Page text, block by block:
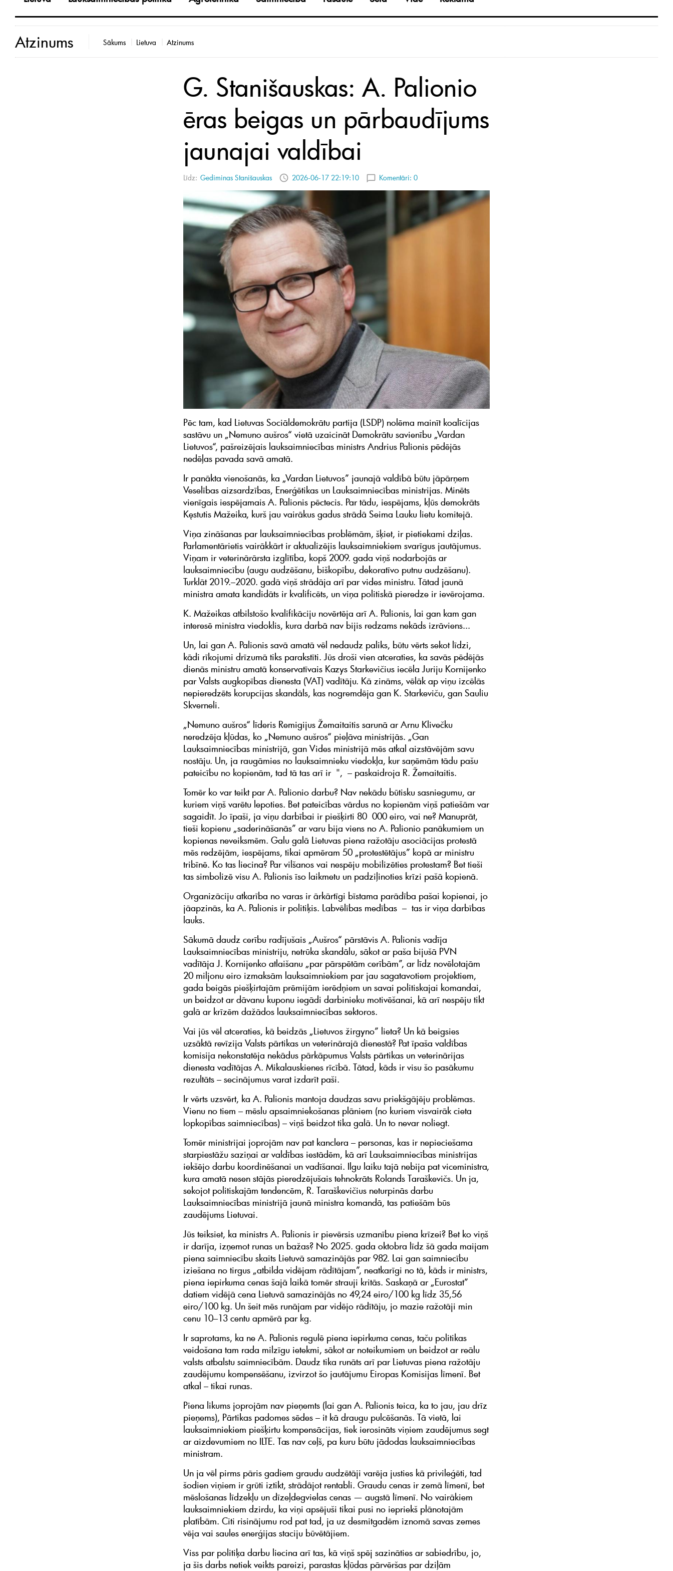
Atzinums Sākums Lietuva Atzinums
G. Stanišauskas: A. Palionio
ēras beigas un pārbaudījums
jaunajai valdībai
Līdz: Gediminas Stanišauskas 2026-06-17 22:19:10 Komentāri: 0
Pēc tam, kad Lietuvas Sociāldemokrātu partija (LSDP) nolēma mainīt koalīcijas
sastāvu un „Nemuno aušros“ vietā uzaicināt Demokrātu savienību „Vardan
Lietuvos“, pašreizējais lauksaimniecības ministrs Andrius Palionis pēdējās
nedēļas pavada savā amatā.
Ir panākta vienošanās, ka „Vardan Lietuvos” jaunajā valdībā būtu jāpārņem
Veselības aizsardzības, Enerģētikas un Lauksaimniecības ministrijas. Minēts
vienīgais iespējamais A. Palionis pēctecis. Par tādu, iespējams, kļūs demokrāts
Kęstutis Mažeika, kurš jau vairākus gadus strādā Seima Lauku lietu komitejā.
Viņa zināšanas par lauksaimniecības problēmām, šķiet, ir pietiekami dziļas.
Parlamentārietis vairākkārt ir aktualizējis lauksaimniekiem svarīgus jautājumus.
Viņam ir veterinārārsta izglītība, kopš 2009. gada viņš nodarbojās ar
lauksaimniecību (augu audzēšanu, biškopību, dekoratīvo putnu audzēšanu).
Turklāt 2019.–2020. gadā viņš strādāja arī par vides ministru. Tātad jaunā
ministra amata kandidāts ir kvalificēts, un viņa politiskā pieredze ir ievērojama.
K. Mažeikas atbilstošo kvalifikāciju novērtēja arī A. Palionis, lai gan kam gan
interesē ministra viedoklis, kura darbā nav bijis redzams nekāds izrāviens...
Un, lai gan A. Palionis savā amatā vēl nedaudz paliks, būtu vērts sekot līdzi,
kādi rīkojumi drīzumā tiks parakstīti. Jūs droši vien atceraties, ka savās pēdējās
dienās ministru amatā konservatīvais Kazys Starkevičius iecēla Juriju Kornijenko
par Valsts augkopības dienesta (VAT) vadītāju. Kā zināms, vēlāk ap viņu izcēlās
nepieredzēts korupcijas skandāls, kas nogremdēja gan K. Starkeviču, gan Sauliu
Skverneli.
„Nemuno aušros“ līderis Remigijus Žemaitaitis sarunā ar Arnu Klivečku
neredzēja kļūdas, ko „Nemuno aušros“ pieļāva ministrijās. „Gan
Lauksaimniecības ministrijā, gan Vides ministrijā mēs atkal aizstāvējām savu
nostāju. Un, ja raugāmies no lauksaimnieku viedokļa, kur saņēmām tādu pašu
pateicību no kopienām, tad tā tas arī ir ", – paskaidroja R. Žemaitaitis.
Tomēr ko var teikt par A. Palionio darbu? Nav nekādu būtisku sasniegumu, ar
kuriem viņš varētu lepoties. Bet pateicības vārdus no kopienām viņš patiešām var
sagaidīt. Jo īpaši, ja viņu darbībai ir piešķirti 80 000 eiro, vai ne? Manuprāt,
tieši kopienu „saderināšanās” ar varu bija viens no A. Palionio panākumiem un
kopienas neveiksmēm. Galu galā Lietuvas piena ražotāju asociācijas protestā
mēs redzējām, iespējams, tikai apmēram 50 „protestētājus” kopā ar ministru
tribīnē. Ko tas liecina? Par vilšanos vai nespēju mobilizēties protestam? Bet tieši
tas simbolizē visu A. Palionis īso laikmetu un padziļinoties krīzi pašā kopienā.
Organizāciju atkarība no varas ir ārkārtīgi bīstama parādība pašai kopienai, jo
jāapzinās, ka A. Palionis ir politiķis. Labvēlības medības – tas ir viņa darbības
lauks.
Sākumā daudz cerību radījušais „Aušros“ pārstāvis A. Palionis vadīja
Lauksaimniecības ministriju, netrūka skandālu, sākot ar paša bijušā PVN
vadītāja J. Kornijenko atlaišanu „par pārspētām cerībām”, ar līdz novēlotajām
20 miljonu eiro izmaksām lauksaimniekiem par jau sagatavotiem projektiem,
gada beigās piešķirtajām prēmijām ierēdņiem un savai politiskajai komandai,
un beidzot ar dāvanu kuponu iegādi darbinieku motivēšanai, kā arī nespēju tikt
galā ar krīzēm dažādos lauksaimniecības sektoros.
Vai jūs vēl atceraties, kā beidzās „Lietuvos žirgyno” lieta? Un kā beigsies
uzsāktā revīzija Valsts pārtikas un veterinārajā dienestā? Pat īpaša valdības
komisija nekonstatēja nekādus pārkāpumus Valsts pārtikas un veterinārijas
dienesta vadītājas A. Mikalauskienes rīcībā. Tātad, kāds ir visu šo pasākumu
rezultāts – secinājumus varat izdarīt paši.
Ir vērts uzsvērt, ka A. Palionis mantoja daudzas savu priekšgājēju problēmas.
Vienu no tiem – mēslu apsaimniekošanas plāniem (no kuriem visvairāk cieta
lopkopības saimniecības) – viņš beidzot tika galā. Un to nevar noliegt.
Tomēr ministrijai joprojām nav pat kanclera – personas, kas ir nepieciešama
starpiestāžu saziņai ar valdības iestādēm, kā arī Lauksaimniecības ministrijas
iekšējo darbu koordinēšanai un vadīšanai. Ilgu laiku tajā nebija pat viceministra,
kura amatā nesen stājās pieredzējušais tehnokrāts Rolands Taraškevičs. Un ja,
sekojot politiskajām tendencēm, R. Taraškevičius neturpinās darbu
Lauksaimniecības ministrijā jaunā ministra komandā, tas patiešām būs
zaudējums Lietuvai.
Jūs teiksiet, ka ministrs A. Palionis ir pievērsis uzmanību piena krīzei? Bet ko viņš
ir darīja, izņemot runas un bažas? No 2025. gada oktobra līdz šā gada maijam
piena saimniecību skaits Lietuvā samazinājās par 982. Lai gan saimniecību
iziešana no tirgus „atbilda vidējam rādītājam”, neatkarīgi no tā, kāds ir ministrs,
piena iepirkuma cenas šajā laikā tomēr strauji kritās. Saskaņā ar „Eurostat”
datiem vidējā cena Lietuvā samazinājās no 49,24 eiro/100 kg līdz 35,56
eiro/100 kg. Un šeit mēs runājam par vidējo rādītāju, jo mazie ražotāji min
cenu 10–13 centu apmērā par kg.
Ir saprotams, ka ne A. Palionis regulē piena iepirkuma cenas, taču politikas
veidošana tam rada milzīgu ietekmi, sākot ar noteikumiem un beidzot ar reālu
valsts atbalstu saimniecībām. Daudz tika runāts arī par Lietuvas piena ražotāju
zaudējumu kompensēšanu, izvirzot šo jautājumu Eiropas Komisijas līmenī. Bet
atkal – tikai runas.
Piena likums joprojām nav pieņemts (lai gan A. Palionis teica, ka to jau, jau drīz
pieņems), Pārtikas padomes sēdes – it kā draugu pulcēšanās. Tā vietā, lai
lauksaimniekiem piešķirtu kompensācijas, tiek ierosināts viņiem zaudējumus segt
ar aizdevumiem no ILTE. Tas nav ceļš, pa kuru būtu jādodas lauksaimniecības
ministram.
Un ja vēl pirms pāris gadiem graudu audzētāji varēja justies kā privileģēti, tad
šodien viņiem ir grūti iztikt, strādājot rentabli. Graudu cenas ir zemā līmenī, bet
mēslošanas līdzekļu un dīzeļdegvielas cenas — augstā līmenī. No vairākiem
lauksaimniekiem dzirdu, ka viņi apsējuši tikai pusi no iepriekš plānotajām
platībām. Citi risinājumu rod pat tad, ja uz desmitgadēm iznomā savas zemes
vēja vai saules enerģijas staciju būvētājiem.
Viss par politiķa darbu liecina arī tas, kā viņš spēj sazināties ar sabiedrību, jo,
ja šis darbs netiek veikts pareizi, parastas kļūdas pārvēršas par dziļām